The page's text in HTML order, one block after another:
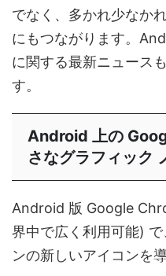
でなく、多かれ少なか
にもつながります。
に関する最新ニュース
す。
Android 上の
さなグラフィック
Android 版 Google
界中で広く利用可能)
ンの新しいアイコンを